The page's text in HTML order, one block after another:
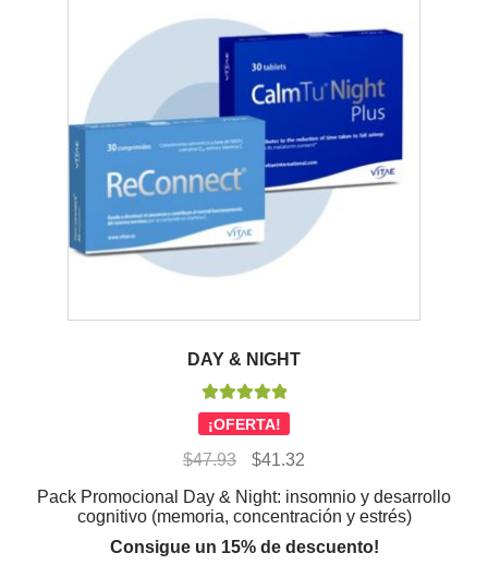
DAY & NIGHT
Valorado con
5.00de 5
¡OFERTA!
$47.93
El
original
era:
$47.93.
$41.32El
actual
es:
$41.32.
Pack Promocional Day & Night: insomnio y desarrollo
cognitivo (memoria, concentración y estrés)
Consigue un 15% de descuento!